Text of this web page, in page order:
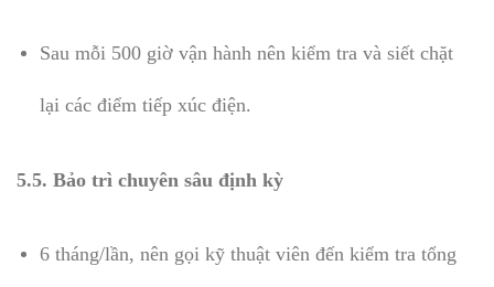
Sau mỗi 500 giờ vận hành nên kiểm tra và siết chặt
lại các điểm tiếp xúc điện.
5.5. Bảo trì chuyên sâu định kỳ
6 tháng/lần, nên gọi kỹ thuật viên đến kiểm tra tổng